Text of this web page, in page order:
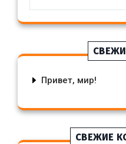
Привет, мир!
СВЕЖИЕ